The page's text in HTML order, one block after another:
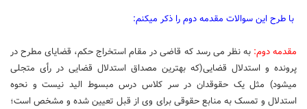
با طرح این سوالات مقدمه دوم را ذکر می‏کنم:
مقدمه دوم:به نظر می‏ رسد که قاضی در مقام استخراج حکم، قضایای مطرح در
پرونده و استدلال قضایی(که بهترین مصداق استدلال قضایی در رأی متجلی
می‏شود) مثل یک حقوقدان در سر کلاس درس مبسوط الید نیست و نحوه
استدلال و تمسک به منابع حقوقی برای وی از قبل تعیین شده و مشخص است؛